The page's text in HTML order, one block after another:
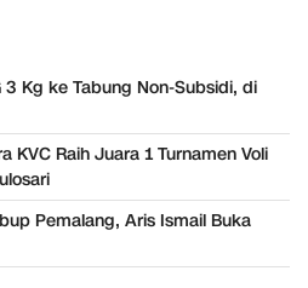
Kg ke Tabung Non-Subsidi, di
KVC Raih Juara 1 Turnamen Voli
Pemalang, Aris Ismail Buka